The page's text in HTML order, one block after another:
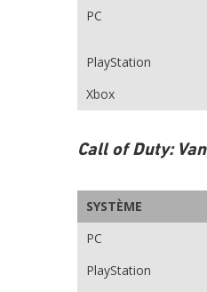
PC
PlayStation
Xbox
Call of Duty:
SYSTÈME
PC
PlayStation